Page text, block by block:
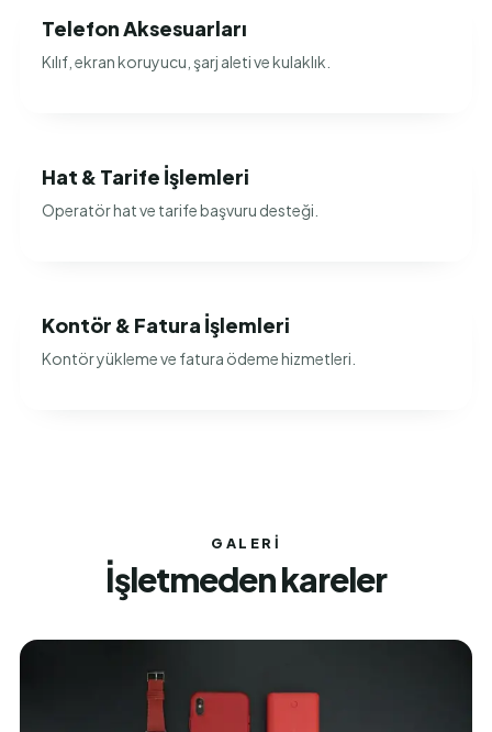
Telefon Aksesuarları
Kılıf, ekran koruyucu, şarj aleti ve kulaklık.
Hat & Tarife İşlemleri
Operatör hat ve tarife başvuru desteği.
Kontör & Fatura İşlemleri
Kontör yükleme ve fatura ödeme hizmetleri.
GALERI
İşletmeden kareler